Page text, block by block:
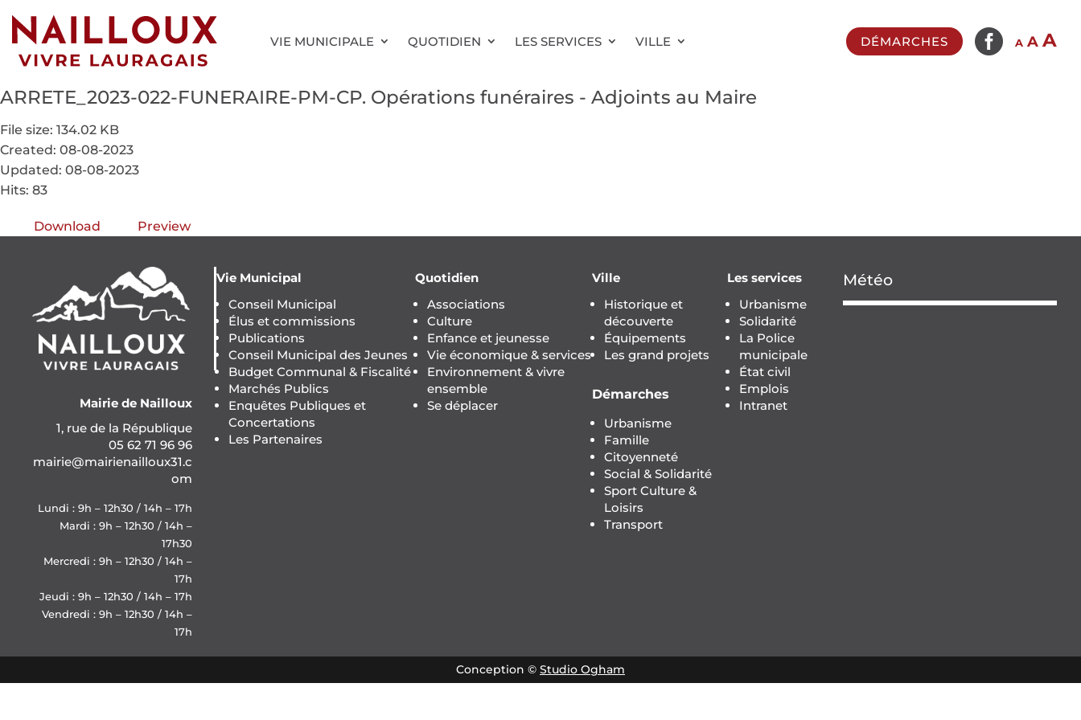
VIE MUNICIPALE QUOTIDIEN LES SERVICES VILLE DÉMARCHES  A Decrease
A Reset
A
ARRETE_2023-022-FUNERAIRE-PM-CP. Opérations funéraires - Adjoints au Maire
File size: 134.02 KB
Created: 08-08-2023
Updated: 08-08-2023
Hits: 83
Download Preview
Mairie de Nailloux
1, rue de la République
05 62 71 96 96
mairie@mairienailloux31.c
om
Lundi : 9h – 12h30 / 14h – 17h
Mardi : 9h – 12h30 / 14h –
17h30
Mercredi : 9h – 12h30 / 14h –
17h
Jeudi : 9h – 12h30 / 14h – 17h
Vendredi : 9h – 12h30 / 14h –
17h
Vie Municipal
Conseil Municipal
Élus et commissions
Publications
Conseil Municipal des Jeunes
Budget Communal & Fiscalité
Marchés Publics
Enquêtes Publiques et
Concertations
Les Partenaires
Quotidien
Associations
Culture
Enfance et jeunesse
Vie économique & services
Environnement & vivre
ensemble
Se déplacer
Ville
Historique et
découverte
Équipements
Les grand projets
Démarches
Urbanisme
Famille
Citoyenneté
Social & Solidarité
Sport Culture &
Loisirs
Transport
Les services
Urbanisme
Solidarité
La Police
municipale
État civil
Emplois
Intranet
Météo
Conception © Studio Ogham